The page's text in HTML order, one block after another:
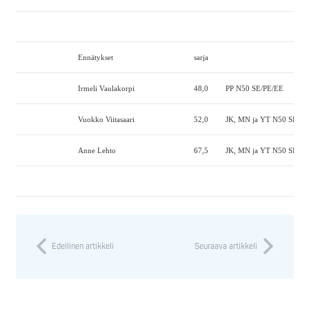
Ennätykset sarja
Irmeli Vaulakorpi 48,0 PP N50 SE/PE/EE
Vuokko Viitasaari 52,0 JK, MN ja YT N50 SE/PE
Anne Lehto 67,5 JK, MN ja YT N50 SE/PE
Edellinen artikkeli Seuraava artikkeli